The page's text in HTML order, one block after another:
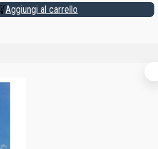
Aggiungi al carrello